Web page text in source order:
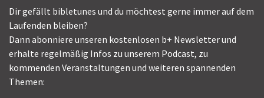
Dir gefällt bibletunes und du möchtest gerne immer auf dem
Laufenden bleiben?
Dann abonniere unseren kostenlosen b+ Newsletter und
erhalte regelmäßig Infos zu unserem Podcast, zu
kommenden Veranstaltungen und weiteren spannenden
Themen: